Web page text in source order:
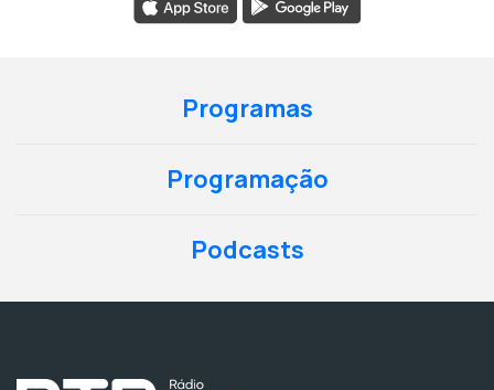
Programas
Programação
Podcasts